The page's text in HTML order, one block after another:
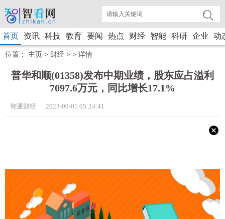
首页 资讯 科技 教育 要闻 热点 财经 智能 科研 企业 动
位置： 主页 > 财经 > > 详情
普华和顺(01358)发布中期业绩，股东应占溢利
7097.6万元，同比增长17.1%
智通财经 2023-09-01 05:24:41